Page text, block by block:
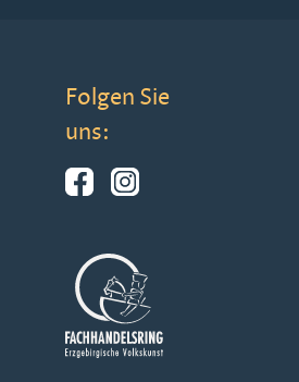
Folgen Sie
uns: